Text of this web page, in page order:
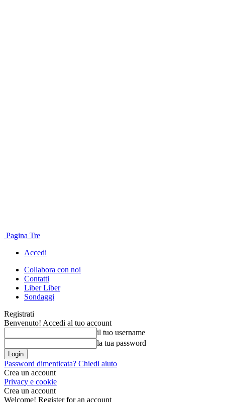
Pagina Tre
Accedi
Collabora con noi
Contatti
Liber Liber
Sondaggi
Registrati
Benvenuto! Accedi al tuo account
il tuo username
la tua password
Password dimenticata? Chiedi aiuto
Crea un account
Privacy e cookie
Crea un account
Welcome! Register for an account